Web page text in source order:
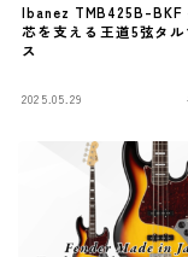
イコライザー
ピッチシフター
アンプ
Ibanez TMB425B-BKF
芯を支える王道5弦タ
ス
2025.05.29